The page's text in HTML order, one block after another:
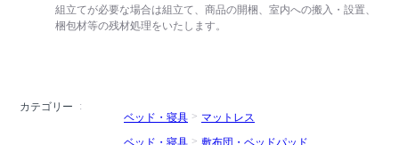
組立てが必要な場合は組立て、商品の開梱、室内への搬入・設置、
梱包材等の残材処理をいたします。
カテゴリー
ベッド・寝具
マットレス
ベッド・寝具
敷布団・ベッドパッド